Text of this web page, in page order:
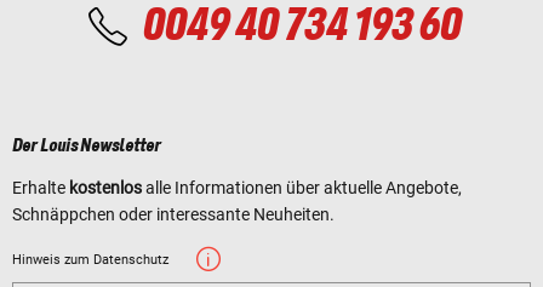
0049 40 734 193 60
Der Louis Newsletter
Erhalte kostenlosalle Informationen über aktuelle Angebote,
Schnäppchen oder interessante Neuheiten.
Hinweis zum Datenschutz